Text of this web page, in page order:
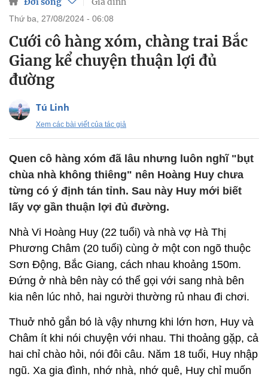
thứ ba, 27/08/2024 - 06:08
Cưới cô hàng xóm, chàng trai Bắc
Giang kể chuyện thuận lợi đủ
đường
Tú Linh
Xem các bài viết của tác giả
Quen cô hàng xóm đã lâu nhưng luôn nghĩ "bụt
chùa nhà không thiêng" nên Hoàng Huy chưa
từng có ý định tán tỉnh. Sau này Huy mới biết
lấy vợ gần thuận lợi đủ đường.
Nhà Vi Hoàng Huy (22 tuổi) và nhà vợ Hà Thị
Phương Châm (20 tuổi) cùng ở một con ngõ thuộc
Sơn Động, Bắc Giang, cách nhau khoảng 150m.
Đứng ở nhà bên này có thể gọi với sang nhà bên
kia nên lúc nhỏ, hai người thường rủ nhau đi chơi.
Thuở nhỏ gắn bó là vậy nhưng khi lớn hơn, Huy và
Châm ít khi nói chuyện với nhau. Thi thoảng gặp, cả
hai chỉ chào hỏi, nói đôi câu. Năm 18 tuổi, Huy nhập
ngũ. Xa gia đình, nhớ nhà, nhớ quê, Huy chỉ muốn